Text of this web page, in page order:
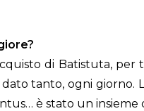
di Batistuta,
tanto, ogni giorno.
è stato un insieme